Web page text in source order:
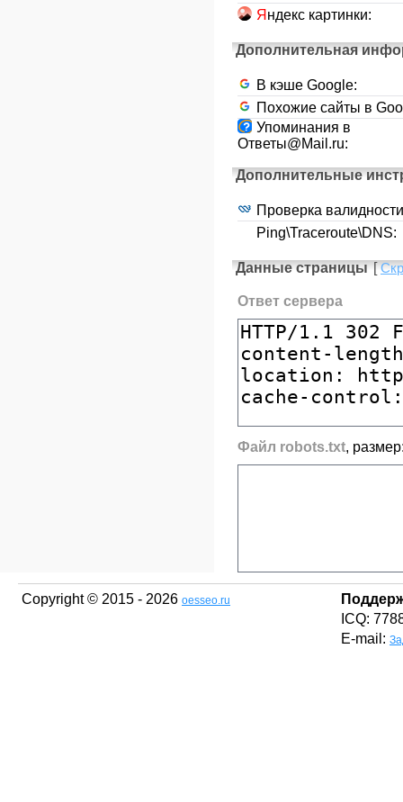
Я ндекс картинки:
Дополнительная
В кэше Google:
Похожие сайты в
Упоминания в
Ответы@Mail.ru:
Дополнительные
Проверка
Ping\Traceroute\DNS:
Данные страницы [
Ответ сервера
Файл robots.txt,
Copyright © 2015 - 2026 oesseo.ru
ICQ:
E-mail: